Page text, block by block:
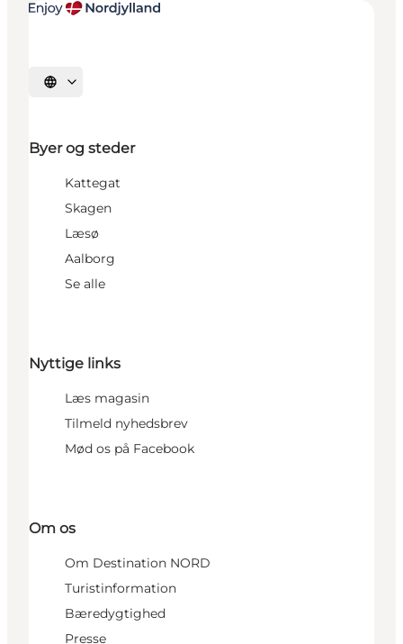
Vælg sprog
Byer og steder
Kattegat
Skagen
Læsø
Aalborg
Se alle
Nyttige links
Læs magasin
Tilmeld nyhedsbrev
Mød os på Facebook
Om os
Om Destination NORD
Turistinformation
Bæredygtighed
Presse